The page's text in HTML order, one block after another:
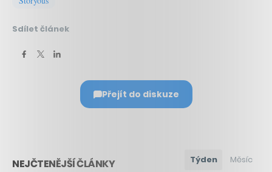
Sdílet článek
Přejít do diskuze
NEJČTENĚJŠÍ ČLÁNKY Týden Měsíc